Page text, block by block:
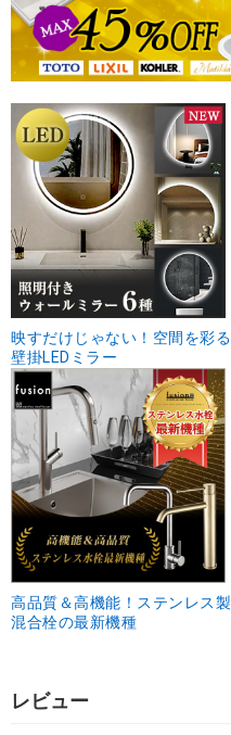
映すだけじゃない！空間を彩る
壁掛LEDミラー
高品質＆高機能！ステンレス製
混合栓の最新機種
レビュー